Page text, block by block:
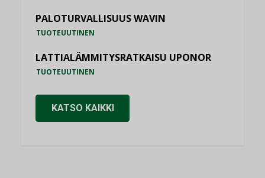
PALOTURVALLISUUS WAVIN
TUOTEUUTINEN
LATTIALÄMMITYSRATKAISU UPONOR
TUOTEUUTINEN
KATSO KAIKKI